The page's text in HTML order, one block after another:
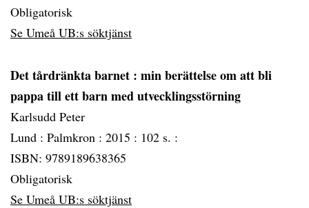
Obligatorisk
Se Umeå UB:s söktjänst
Det tårdränkta barnet : min berättelse om att bli
pappa till ett barn med utvecklingsstörning
Karlsudd Peter
Lund : Palmkron : 2015 : 102 s. :
ISBN: 9789189638365
Obligatorisk
Se Umeå UB:s söktjänst